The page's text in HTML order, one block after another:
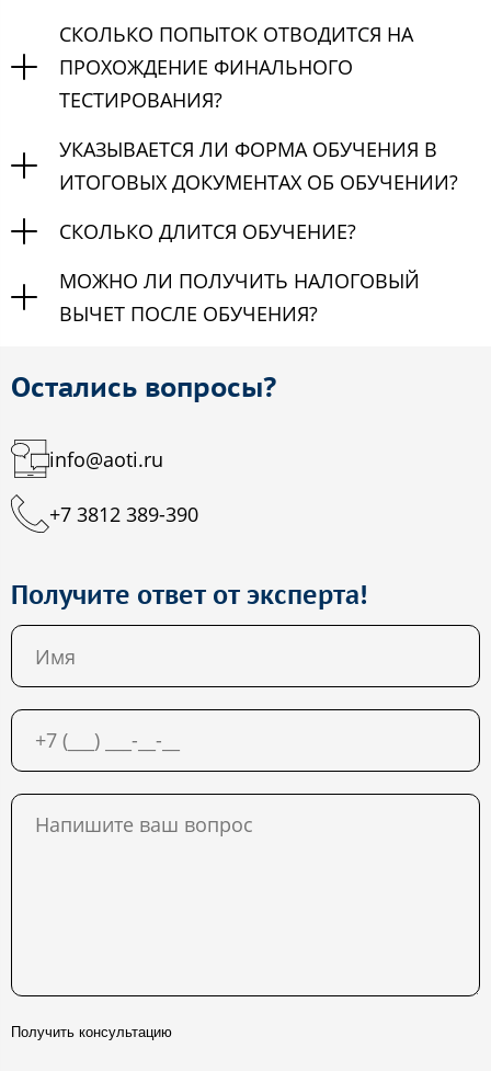
СКОЛЬКО ПОПЫТОК ОТВОДИТСЯ НА
ПРОХОЖДЕНИЕ ФИНАЛЬНОГО
ТЕСТИРОВАНИЯ?
УКАЗЫВАЕТСЯ ЛИ ФОРМА ОБУЧЕНИЯ В
ИТОГОВЫХ ДОКУМЕНТАХ ОБ ОБУЧЕНИИ?
СКОЛЬКО ДЛИТСЯ ОБУЧЕНИЕ?
МОЖНО ЛИ ПОЛУЧИТЬ НАЛОГОВЫЙ
ВЫЧЕТ ПОСЛЕ ОБУЧЕНИЯ?
Остались вопросы?
info@aoti.ru
+7 3812 389-390
Получите ответ от эксперта!
Получить консультацию